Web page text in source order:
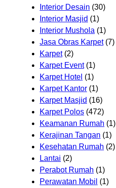
Interior Desain (30)
Interior Masjid (1)
Interior Mushola (1)
Jasa Obras Karpet(7)
Karpet(2)
Karpet Event(1)
Karpet Hotel (1)
Karpet Kantor (1)
Karpet Masjid (16)
Karpet Polos (472)
Keamanan Rumah (1)
Kerajinan Tangan (1)
Kesehatan Rumah (2)
Lantai (2)
Perabot Rumah (1)
Perawatan Mobil (1)